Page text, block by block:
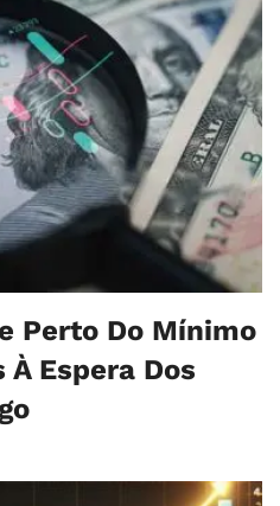
Perto Do Mínimo
À Espera Dos